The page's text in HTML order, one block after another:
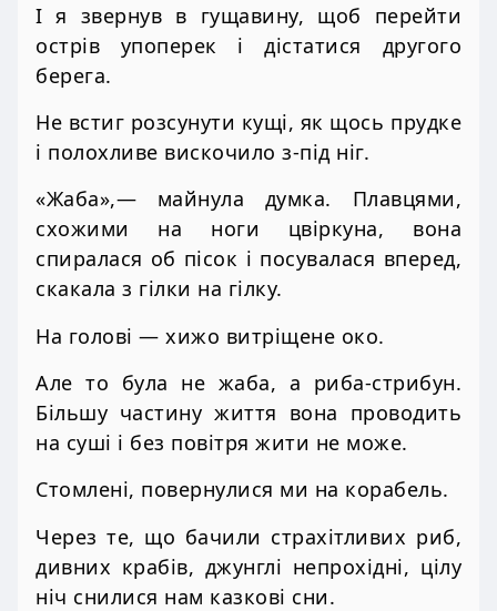
І я звернув в гущавину, щоб перейти
острів упоперек і дістатися другого
берега.
Не встиг розсунути кущі, як щось прудке
і полохливе вискочило з-під ніг.
«Жаба»,— майнула думка. Плавцями,
схожими на ноги цвіркуна, вона
спиралася об пісок і посувалася вперед,
скакала з гілки на гілку.
На голові — хижо витріщене око.
Але то була не жаба, а риба-стрибун.
Більшу частину життя вона проводить
на суші і без повітря жити не може.
Стомлені, повернулися ми на корабель.
Через те, що бачили страхітливих риб,
дивних крабів, джунглі непрохідні, цілу
ніч снилися нам казкові сни.